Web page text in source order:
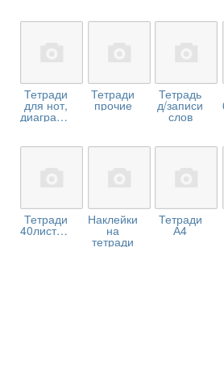
Тетради
для нот,
диаграмм
Тетради
прочие
Тетрадь
д/записи
слов
Тетради
40листов.
Наклейки
на
тетради
Тетради
А4